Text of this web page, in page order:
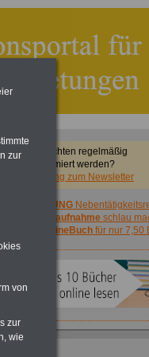
Sie möchten regelmäßig
informiert werden?
Anmeldung zum Newsletter
ACHTUNG
vor Jobaufnahme schlau
OnlineBuchfür nur 7,50
zur
von
zur
wie